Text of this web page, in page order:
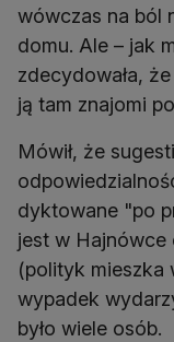
wówczas na ból
domu. Ale – jak
zdecydowała,
Mówił, że
dyktowane "po
jest w Hajnówce
(polityk mieszka
wypadek
było wiele osób.